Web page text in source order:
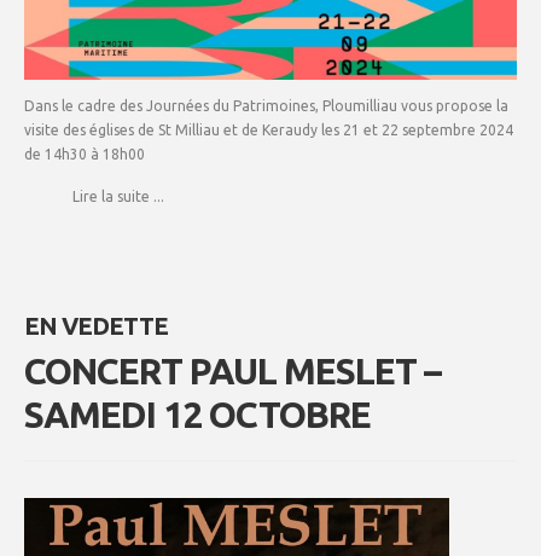
Dans le cadre des Journées du Patrimoines, Ploumilliau vous propose la
visite des églises de St Milliau et de Keraudy les 21 et 22 septembre 2024
de 14h30 à 18h00
Lire la suite ...
EN VEDETTE
CONCERT PAUL MESLET –
SAMEDI 12 OCTOBRE